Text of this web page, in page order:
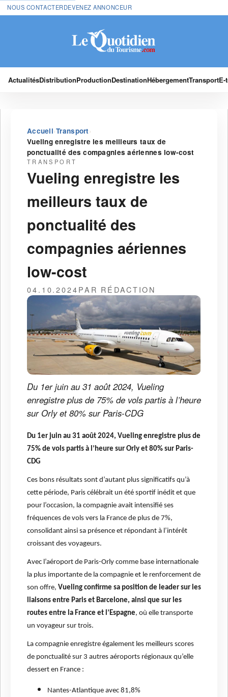
NOUS CONTACTERDEVENEZ ANNONCEUR
ActualitésDistributionProductionDestinationHébergementTransport
Accueil›Transport ›
Vueling enregistre les meilleurs taux de
ponctualité des compagnies aériennes low-cost
TRANSPORT
Vueling enregistre les
meilleurs taux de
ponctualité des
compagnies aériennes
low-cost
04.10.2024PAR RÉDACTION
Du 1er juin au 31 août 2024, Vueling
enregistre plus de 75% de vols partis à l’heure
sur Orly et 80% sur Paris-CDG
Du 1er juin au 31 août 2024, Vueling enregistre plus de
75% de vols partis à l’heure sur Orly et 80% sur Paris-
CDG
Ces bons résultats sont d’autant plus significatifs qu’à
cette période, Paris célébrait un été sportif inédit et que
pour l’occasion, la compagnie avait intensifié ses
fréquences de vols vers la France de plus de 7%,
consolidant ainsi sa présence et répondant à l’intérêt
croissant des voyageurs.
Avec l’aéroport de Paris-Orly comme base internationale
la plus importante de la compagnie et le renforcement de
son offre, Vueling confirme sa position de leader sur les
liaisons entre Paris et Barcelone, ainsi que sur les
routes entre la France et l’Espagne, où elle transporte
un voyageur sur trois.
La compagnie enregistre également les meilleurs scores
de ponctualité sur 3 autres aéroports régionaux qu’elle
dessert en France :
Nantes-Atlantique avec 81,8%